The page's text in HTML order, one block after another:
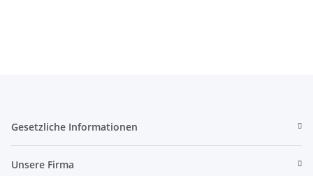
Gesetzliche Informationen
Unsere Firma